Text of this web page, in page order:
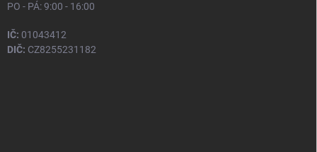
PO - PÁ: 9:00 - 16:00
IČ: 01043412
DIČ: CZ8255231182